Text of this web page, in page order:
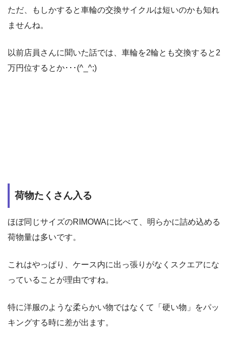
ただ、もしかすると車輪の交換サイクルは短いのかも知れ
ませんね。
以前店員さんに聞いた話では、車輪を2輪とも交換すると2
万円位するとか･･･(^_^;)
荷物たくさん入る
ほぼ同じサイズのRIMOWAに比べて、明らかに詰め込める
荷物量は多いです。
これはやっぱり、ケース内に出っ張りがなくスクエアにな
っていることが理由ですね。
特に洋服のような柔らかい物ではなくて「硬い物」をパッ
キングする時に差が出ます。